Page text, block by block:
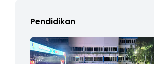
Pendidikan